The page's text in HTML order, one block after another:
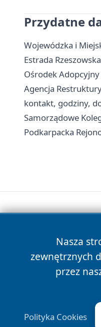
Przydatne
Wojewódzka i
Estrada
Ośrodek
Agencja
kontakt, godziny,
Samorządowe
Podkarpacka
Nasza
zewnętrznych
przez
Polityka Cookies